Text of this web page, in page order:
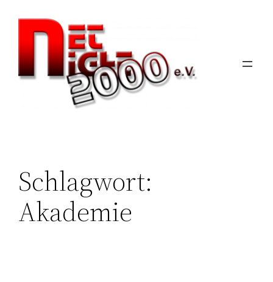
Inhalt
springen
Schlagwort:
Akademie